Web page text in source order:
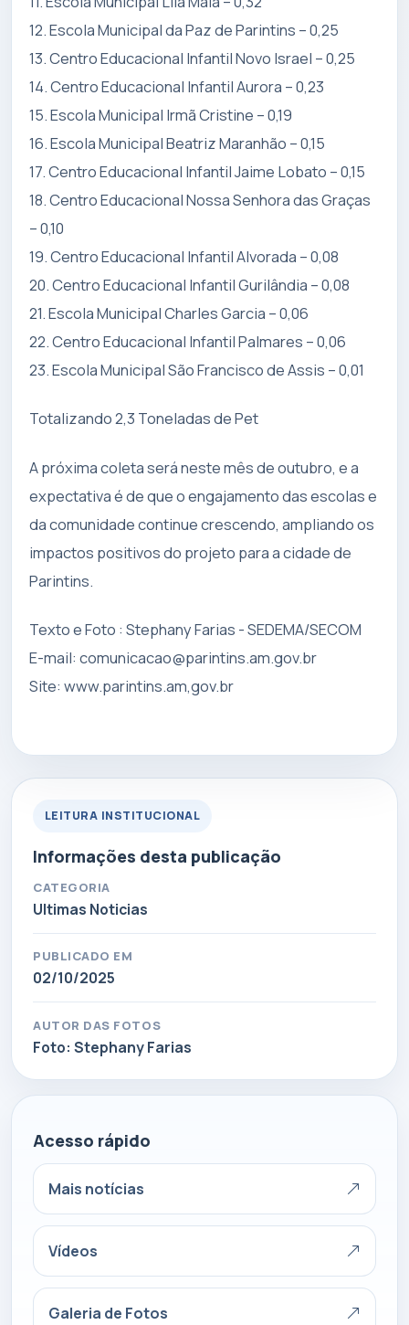
12. Escola Municipal da Paz de Parintins – 0,25
13. Centro Educacional Infantil Novo Israel – 0,25
14. Centro Educacional Infantil Aurora – 0,23
15. Escola Municipal Irmã Cristine – 0,19
16. Escola Municipal Beatriz Maranhão – 0,15
17. Centro Educacional Infantil Jaime Lobato – 0,15
18. Centro Educacional Nossa Senhora das Graças
– 0,10
19. Centro Educacional Infantil Alvorada – 0,08
20. Centro Educacional Infantil Gurilândia – 0,08
21. Escola Municipal Charles Garcia – 0,06
22. Centro Educacional Infantil Palmares – 0,06
23. Escola Municipal São Francisco de Assis – 0,01
Totalizando 2,3 Toneladas de Pet
A próxima coleta será neste mês de outubro, e a
expectativa é de que o engajamento das escolas e
da comunidade continue crescendo, ampliando os
impactos positivos do projeto para a cidade de
Parintins.
Texto e Foto : Stephany Farias - SEDEMA/SECOM
E-mail:comunicacao@parintins.am.gov.br
Site: www.parintins.am,gov.br
LEITURA INSTITUCIONAL
Informações desta publicação
CATEGORIA
Ultimas Noticias
PUBLICADO EM
02/10/2025
AUTOR DAS FOTOS
Foto: Stephany Farias
Acesso rápido
Mais notícias
Vídeos
Galeria de Fotos